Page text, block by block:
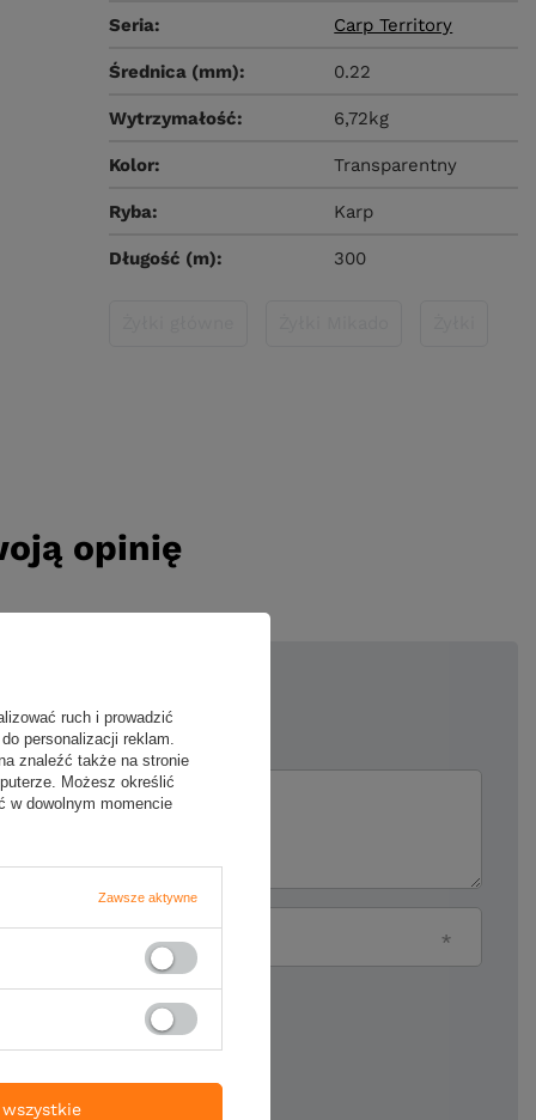
Seria Carp Territory
Średnica (mm) 0.22
Wytrzymałość 6,72kg
Kolor Transparentny
Ryba Karp
Długość (m) 300
opinię
5 ruch i prowadzić
personalizacji reklam.
znaleźć także na stronie
Możesz określić
w dowolnym momencie
Zawsze aktywne